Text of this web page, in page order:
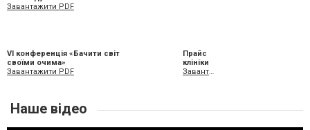
Завантажити PDF
VI конференція «Бачити світ
своїми очима»
Завантажити PDF
Прайс
клініки
Завантажити XLS
Наше відео